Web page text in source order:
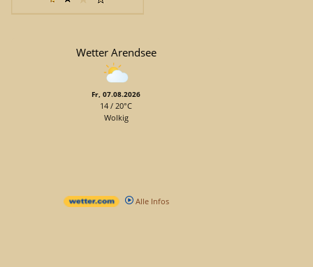
Wetter Arendsee
Fr, 07.08.2026
14 / 20°C
Wolkig
Alle Infos